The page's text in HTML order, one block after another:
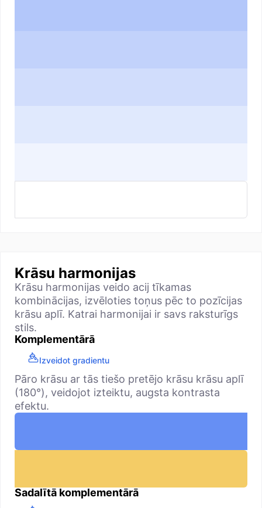
Krāsu harmonijas
Krāsu harmonijas veido acij tīkamas
kombinācijas, izvēloties toņus pēc to pozīcijas
krāsu aplī. Katrai harmonijai ir savs raksturīgs
stils.
Komplementārā
Izveidot gradientu
Pāro krāsu ar tās tiešo pretējo krāsu krāsu aplī
(180°), veidojot izteiktu, augsta kontrasta
efektu.
Sadalītā komplementārā